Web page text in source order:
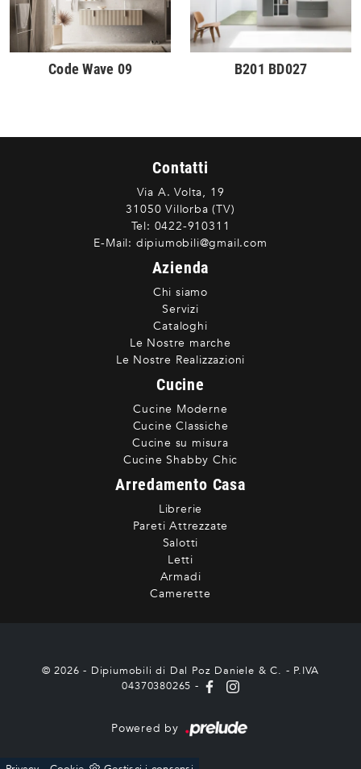
Code Wave 09 B201 BD027
Contatti
Via A. Volta, 19
31050 Villorba (TV)
Tel: 0422-910311
E-Mail: dipiumobili@gmail.com
Azienda
Chi siamo
Servizi
Cataloghi
Le Nostre marche
Le Nostre Realizzazioni
Cucine
Cucine Moderne
Cucine Classiche
Cucine su misura
Cucine Shabby Chic
Arredamento Casa
Librerie
Pareti Attrezzate
Salotti
Letti
Armadi
Camerette
© 2026 - Dipiumobili di Dal Poz Daniele & C. - P.IVA
04370380265 -
Powered by